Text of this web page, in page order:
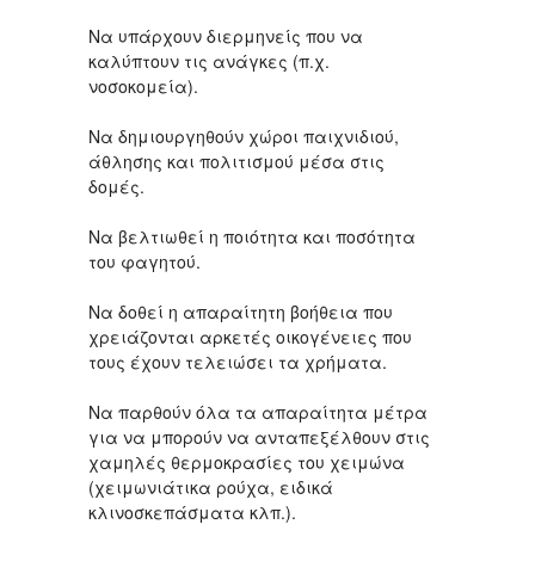
Να υπάρχουν διερμηνείς που να
καλύπτουν τις ανάγκες (π.χ.
νοσοκομεία).
Να δημιουργηθούν χώροι παιχνιδιού,
άθλησης και πολιτισμού μέσα στις
δομές.
Να βελτιωθεί η ποιότητα και ποσότητα
του φαγητού.
Να δοθεί η απαραίτητη βοήθεια που
χρειάζονται αρκετές οικογένειες που
τους έχουν τελειώσει τα χρήματα.
Να παρθούν όλα τα απαραίτητα μέτρα
για να μπορούν να ανταπεξέλθουν στις
χαμηλές θερμοκρασίες του χειμώνα
(χειμωνιάτικα ρούχα, ειδικά
κλινοσκεπάσματα κλπ.).